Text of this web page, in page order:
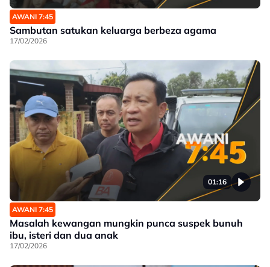
AWANI 7:45
Sambutan satukan keluarga berbeza agama
17/02/2026
01:16
AWANI 7:45
Masalah kewangan mungkin punca suspek bunuh
ibu, isteri dan dua anak
17/02/2026